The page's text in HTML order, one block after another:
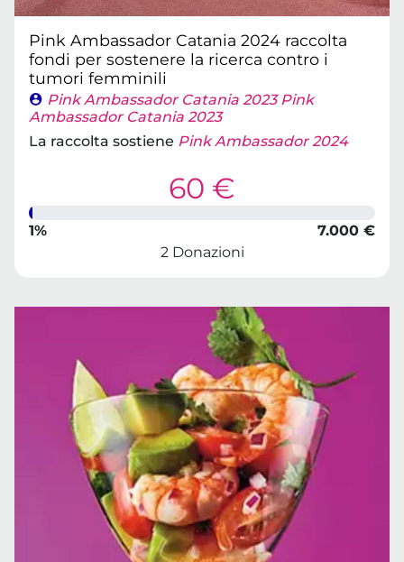
Pink Ambassador Catania 2024 raccolta
fondi per sostenere la ricerca contro i
tumori femminili
Pink Ambassador Catania 2023 Pink
Ambassador Catania 2023
La raccolta sostiene Pink Ambassador 2024
60 €
1%
7.000 €
2 Donazioni